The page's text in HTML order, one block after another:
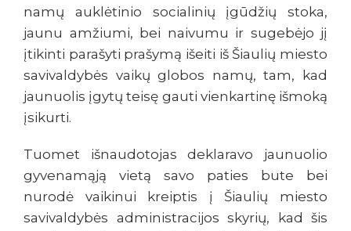
namų auklėtinio socialinių įgūdžių stoka,
jaunu amžiumi, bei naivumu ir sugebėjo jį
įtikinti parašyti prašymą išeiti iš Šiaulių miesto
savivaldybės vaikų globos namų, tam, kad
jaunuolis įgytų teisę gauti vienkartinę išmoką
įsikurti.
Tuomet išnaudotojas deklaravo jaunuolio
gyvenamąją vietą savo paties bute bei
nurodė vaikinui kreiptis į Šiaulių miesto
savivaldybės administracijos skyrių, kad šis